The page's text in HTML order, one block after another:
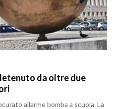
da oltre due
allarme bomba a scuola. La